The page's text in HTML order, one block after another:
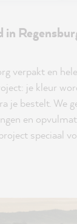
in
verpakt en
je kleur
je bestelt. We
en
speciaal